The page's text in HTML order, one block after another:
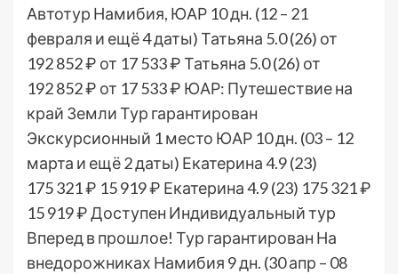
Автотур Намибия, ЮАР 10 дн. (12 – 21
февраля и ещё 4 даты)Татьяна 5.0(26) от
192 852 ₽ от 17 533 ₽Татьяна 5.0(26) от
192 852 ₽ от 17 533 ₽ ЮАР: Путешествие на
край Земли Тур гарантирован
Экскурсионный 1 место ЮАР 10 дн. (03 – 12
марта и ещё 2 даты) Екатерина 4.9(23)
175 321 ₽ 15 919 ₽ Екатерина 4.9(23) 175 321 ₽
15 919 ₽Доступен Индивидуальный тур
Вперед в прошлое! Тур гарантирован На
внедорожниках Намибия 9 дн. (30 апр – 08